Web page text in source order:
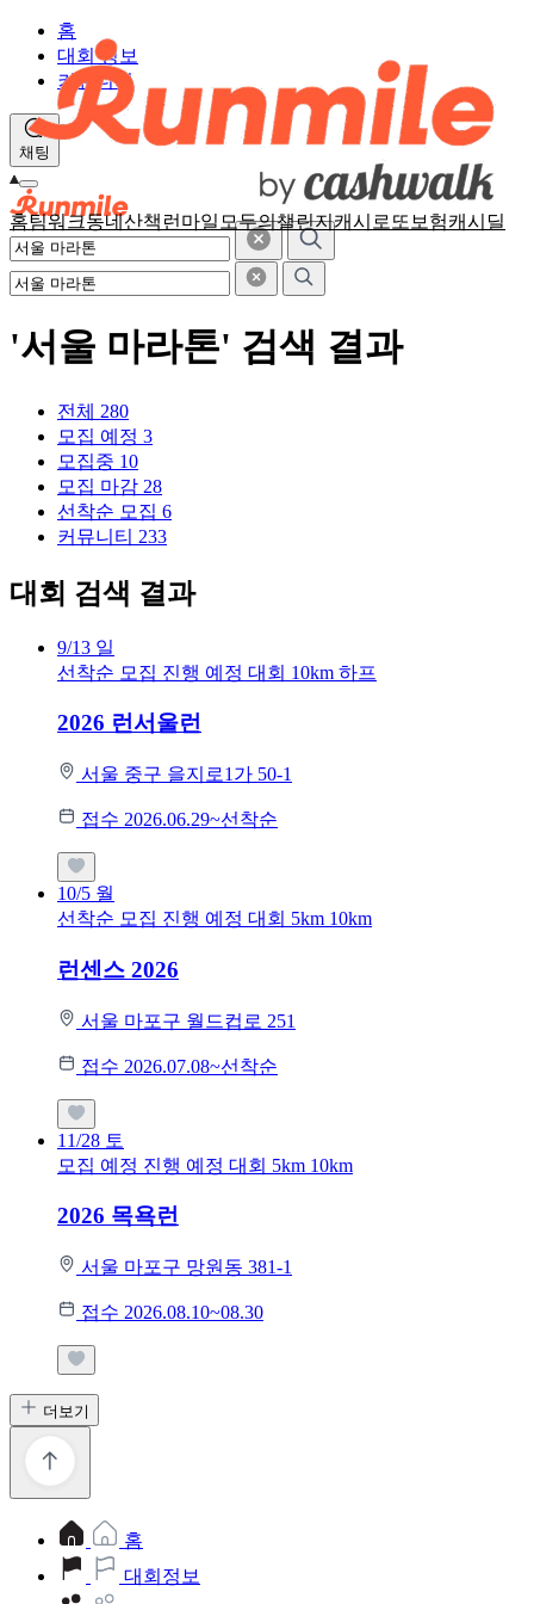
홈팀워크동네산책 런마일 모두의챌린지캐시로또 보험캐시딜
홈
대회 정보
커뮤니티
채팅
'서울 마라톤' 검색 결과
전체 280
모집 예정 3
모집중 10
모집 마감 28
선착순 모집 6
커뮤니티 233
대회 검색 결과
9/13 일
선착순 모집 진행 예정 대회 10km 하프
2026 런서울런
서울 중구 을지로1가 50-1
접수 2026.06.29~선착순
10/5 월
선착순 모집 진행 예정 대회 5km 10km
런센스 2026
서울 마포구 월드컵로 251
접수 2026.07.08~선착순
11/28 토
모집 예정 진행 예정 대회 5km 10km
2026 목욕런
서울 마포구 망원동 381-1
접수 2026.08.10~08.30
더보기
홈
대회정보